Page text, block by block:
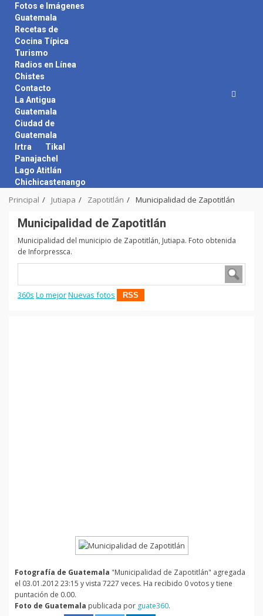
content
Fotos e Imágenes
Guatemala
Recetas de
Cocina Típica
Turismo
Radios en Línea
Chistes
Contacto
La Antigua
Guatemala
Ciudad de
Guatemala
Irtra
Tikal
Panajachel
Lago Atitlán
Chichicastenango
Principal Jutiapa Zapotitlán Municipalidad de Zapotitlán
Municipalidad de Zapotitlán
Municipalidad del municipio de Zapotitlán, Jutiapa. Foto obtenida
de Inforpressca.
360s Lo mejorNuevas fotos RSS
Fotografía de Guatemala "Municipalidad de Zapotitlán" agregada
el 03.01.2012 23:15 y vista 7227 veces. Ha recibido 0 votos y tiene
puntación de 0.00.
Foto de Guatemala publicada por guate360.